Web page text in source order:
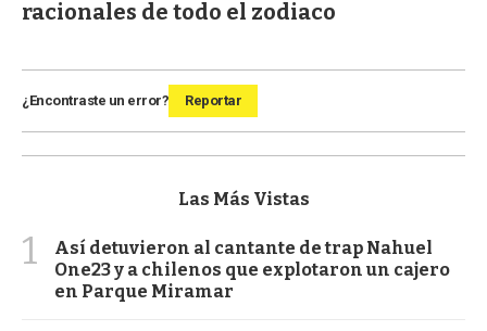
racionales de todo el zodiaco
¿Encontraste un error? Reportar
Las Más Vistas
1
Así detuvieron al cantante de trap Nahuel
One23 y a chilenos que explotaron un cajero
en Parque Miramar